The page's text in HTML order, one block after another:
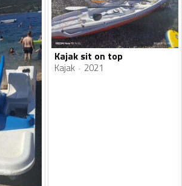
Kajak sit on top
Kajak 2021